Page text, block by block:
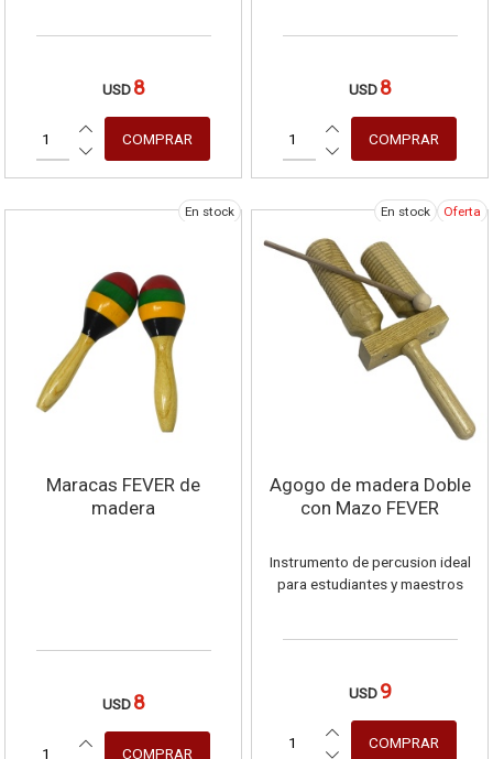
USD 8 USD 8
En stock
Maracas FEVER de
madera
USD 8
En stock Oferta
Agogo de madera Doble
con Mazo FEVER
Instrumento de percusion ideal
para estudiantes y maestros
USD 9